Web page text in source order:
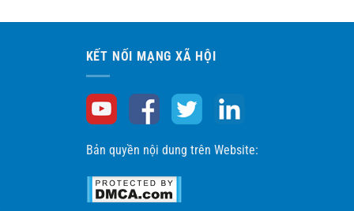
KẾT NỐI MẠNG XÃ HỘI
Bản quyền nội dung trên Website: